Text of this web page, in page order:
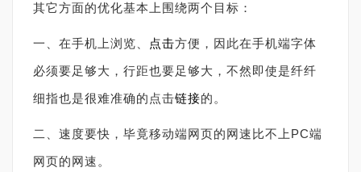
其它方面的优化基本上围绕两个目标：
一、在手机上浏览、 点击方便，因此在手机端字体
必须要足够大，行距也要足够大，不然即使是纤纤
细指也是很难准确的点击链接的。
二、速度要快，毕竟移动端网页的网速比不上PC端
网页的网速。